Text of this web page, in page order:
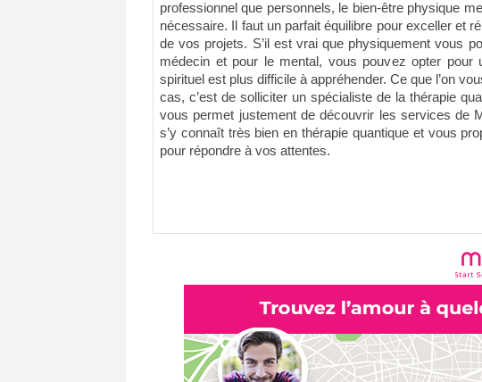
professionnel que personnels, le bien-être physique
nécessaire. Il faut un parfait équilibre pour exceller et
de vos projets. S’il est vrai que physiquement vous
médecin et pour le mental, vous pouvez opter pour
spirituel est plus difficile à appréhender. Ce que l’on
cas, c’est de solliciter un spécialiste de la thérapie
vous permet justement de découvrir les services de
s’y connaît très bien en thérapie quantique et vous
pour répondre à vos attentes.